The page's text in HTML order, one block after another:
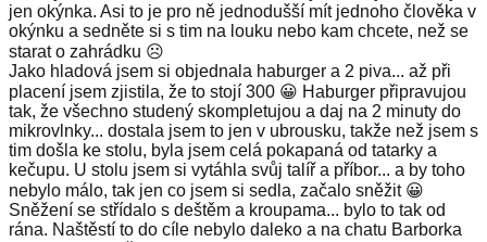
jen okýnka. Asi to je pro ně jednodušší mít jednoho člověka v
okýnku a sedněte si s tim na louku nebo kam chcete, než se
starat o zahrádku ☹️
Jako hladová jsem si objednala haburger a 2 piva... až při
placení jsem zjistila, že to stojí 300 😀 Haburger připravujou
tak, že všechno studený skompletujou a daj na 2 minuty do
mikrovlnky... dostala jsem to jen v ubrousku, takže než jsem s
tim došla ke stolu, byla jsem celá pokapaná od tatarky a
kečupu. U stolu jsem si vytáhla svůj talíř a příbor... a by toho
nebylo málo, tak jen co jsem si sedla, začalo sněžit 😀
Sněžení se střídalo s deštěm a kroupama... bylo to tak od
rána. Naštěstí to do cíle nebylo daleko a na chatu Barborka